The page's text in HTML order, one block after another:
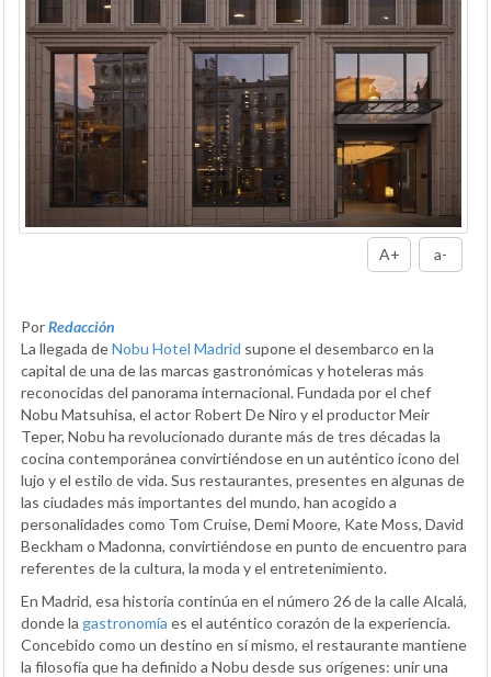
A+ a-
PorRedacción
La llegada deNobu Hotel Madrid supone el desembarco en la
capital de una de las marcas gastronómicas y hoteleras más
reconocidas del panorama internacional. Fundada por el chef
Nobu Matsuhisa, el actor Robert De Niro y el productor Meir
Teper, Nobu ha revolucionado durante más de tres décadas la
cocina contemporánea convirtiéndose en un auténtico icono del
lujo y el estilo de vida. Sus restaurantes, presentes en algunas de
las ciudades más importantes del mundo, han acogido a
personalidades como Tom Cruise, Demi Moore, Kate Moss, David
Beckham o Madonna, convirtiéndose en punto de encuentro para
referentes de la cultura, la moda y el entretenimiento.
En Madrid, esa historia continúa en el número 26 de la calle Alcalá,
donde la gastronomía es el auténtico corazón de la experiencia.
Concebido como un destino en sí mismo, el restaurante mantiene
la filosofía que ha definido a Nobu desde sus orígenes: unir una